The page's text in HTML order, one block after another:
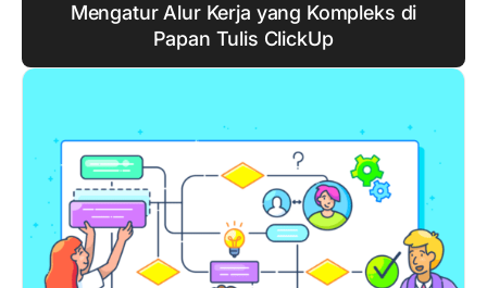
Mengatur Alur Kerja yang Kompleks di
Papan Tulis ClickUp